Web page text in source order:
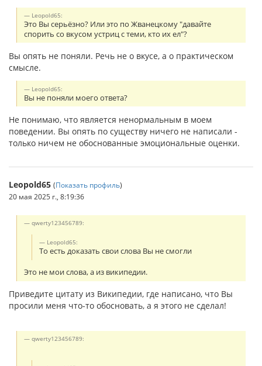
Leopold65:
Это Вы серьёзно? Или это по Жванецкому "давайте
спорить со вкусом устриц с теми, кто их ел"?
Вы опять не поняли. Речь не о вкусе, а о практическом
смысле.
Leopold65:
Вы не поняли моего ответа?
Не понимаю, что является ненормальным в моем
поведении. Вы опять по существу ничего не написали -
только ничем не обоснованные эмоциональные оценки.
Leopold65 (Показать профиль)
20 мая 2025 г., 8:19:36
qwerty123456789:
Leopold65:
То есть доказать свои слова Вы не смогли
Это не мои слова, а из википедии.
Приведите цитату из Википедии, где написано, что Вы
просили меня что-то обосновать, а я этого не сделал!
qwerty123456789: